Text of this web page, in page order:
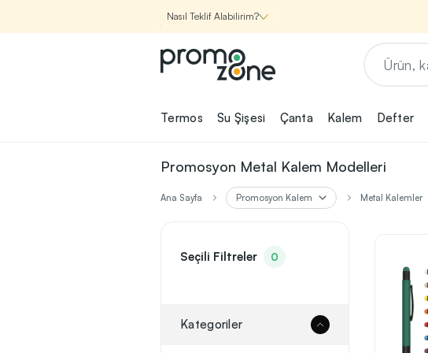
Nasıl Teklif Alabilirim?
Promozone
Şirketin için İhtiyacın
Olan
Bul!
1
garantisi ile Promozone'da keşfedebilirsin.
2
Termos Su Şişesi Çanta Kalem Defter
Promosyon Metal Kalem Modelleri
Ana Sayfa Promosyon Kalem Metal Kalemler
Seçili Filtreler 0
Kategoriler